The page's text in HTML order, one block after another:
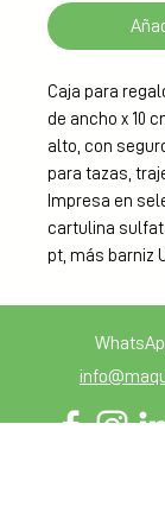
Caja para
de ancho x 10
alto, con
para tazas,
Impresa en
cartulina
pt, más barniz